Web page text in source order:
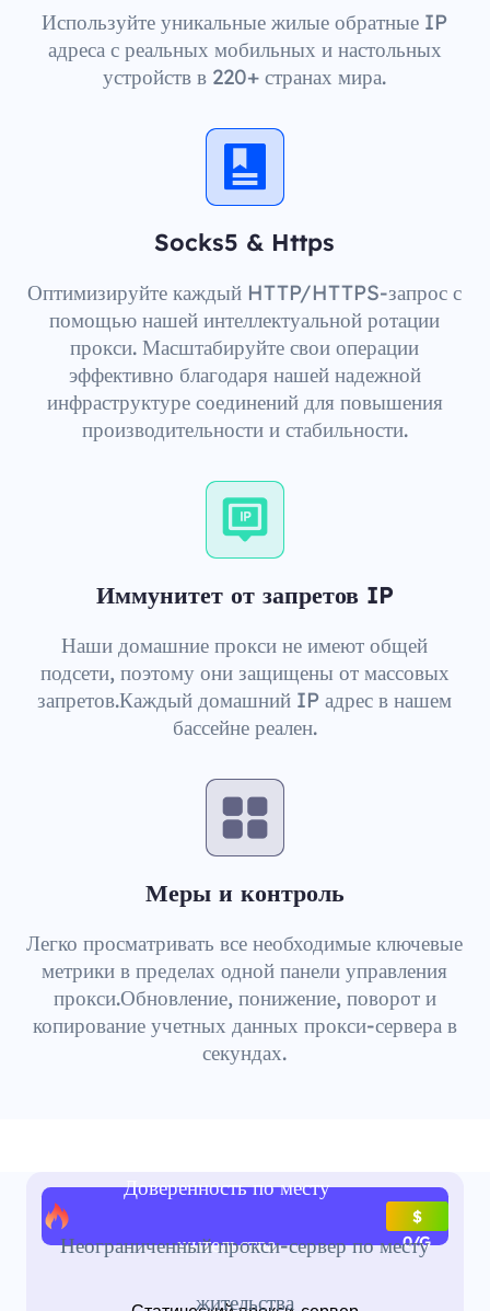
Используйте уникальные жилые обратные IP
адреса с реальных мобильных и настольных
устройств в 220+ странах мира.
Socks5 & Https
Оптимизируйте каждый HTTP/HTTPS-запрос с
помощью нашей интеллектуальной ротации
прокси. Масштабируйте свои операции
эффективно благодаря нашей надежной
инфраструктуре соединений для повышения
производительности и стабильности.
Иммунитет от запретов IP
Наши домашние прокси не имеют общей
подсети, поэтому они защищены от массовых
запретов.Каждый домашний IP адрес в нашем
бассейне реален.
Меры и контроль
Легко просматривать все необходимые ключевые
метрики в пределах одной панели управления
прокси.Обновление, понижение, поворот и
копирование учетных данных прокси-сервера в
секундах.
Доверенность по месту
жительства
$
0/G
Неограниченный прокси-сервер по месту
жительства